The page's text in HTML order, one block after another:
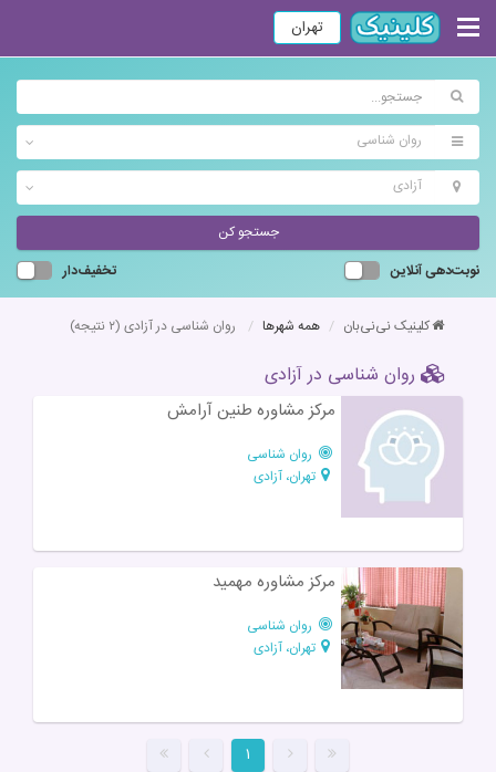
تهران
روان شناسی
آزادی
جستجو کن
نوبت‌دهی آنلاین
تخفیف‌دار
کلینیک نی‌نی‌بان همه شهرها روان شناسی در آزادی (۲ نتیجه)
روان شناسی در آزادی
مرکز مشاوره طنین آرامش
روان شناسی
تهران، آزادی
مرکز مشاوره مهمید
روان شناسی
تهران، آزادی
۱